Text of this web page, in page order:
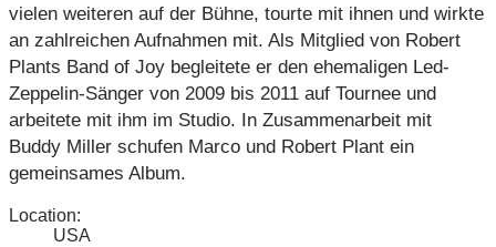
vielen weiteren auf der Bühne, tourte mit ihnen und wirkte
an zahlreichen Aufnahmen mit. Als Mitglied von Robert
Plants Band of Joy begleitete er den ehemaligen Led-
Zeppelin-Sänger von 2009 bis 2011 auf Tournee und
arbeitete mit ihm im Studio. In Zusammenarbeit mit
Buddy Miller schufen Marco und Robert Plant ein
gemeinsames Album.
Location:
USA